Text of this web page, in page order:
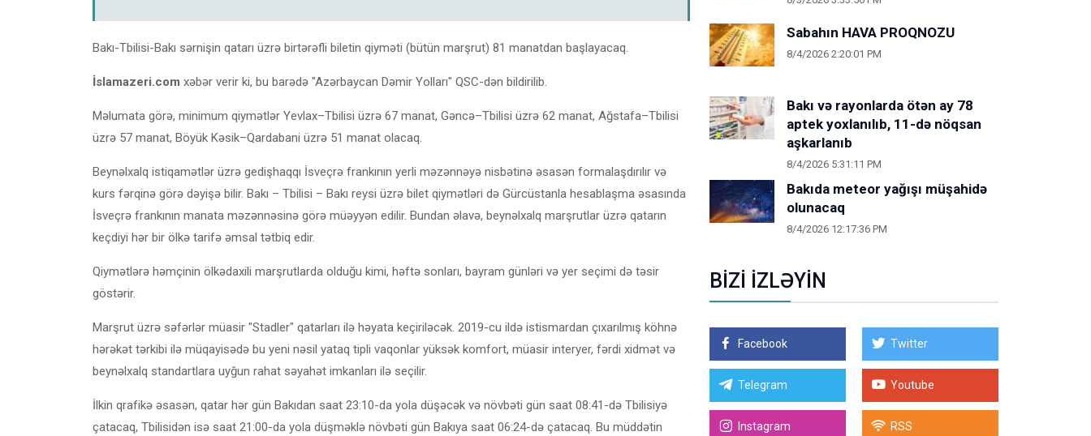
Bakı-Tbilisi-Bakı sərnişin qatarı üzrə birtərəfli biletin qiyməti (bütün marşrut) 81 manatdan başlayacaq.
İslamazeri.com xəbər verir ki, bu barədə "Azərbaycan Dəmir Yolları" QSC-dən bildirilib.
Məlumata görə, minimum qiymətlər Yevlax–Tbilisi üzrə 67 manat, Gəncə–Tbilisi üzrə 62 manat, Ağstafa–Tbilisi
üzrə 57 manat, ⁠Böyük Kəsik–Qardabani üzrə 51 manat olacaq.
Beynəlxalq istiqamətlər üzrə gedişhaqqı İsveçrə frankının yerli məzənnəyə nisbətinə əsasən formalaşdırılır və
kurs fərqinə görə dəyişə bilir. Bakı – Tbilisi – Bakı reysi üzrə bilet qiymətləri də Gürcüstanla hesablaşma əsasında
İsveçrə frankının manata məzənnəsinə görə müəyyən edilir. Bundan əlavə, beynəlxalq marşrutlar üzrə qatarın
keçdiyi hər bir ölkə tarifə əmsal tətbiq edir.
Qiymətlərə həmçinin ölkədaxili marşrutlarda olduğu kimi, həftə sonları, bayram günləri və yer seçimi də təsir
göstərir.
Marşrut üzrə səfərlər müasir "Stadler" qatarları ilə həyata keçiriləcək. 2019-cu ildə istismardan çıxarılmış köhnə
hərəkət tərkibi ilə müqayisədə bu yeni nəsil yataq tipli vaqonlar yüksək komfort, müasir interyer, fərdi xidmət və
beynəlxalq standartlara uyğun rahat səyahət imkanları ilə seçilir.
İlkin qrafikə əsasən, qatar hər gün Bakıdan saat 23:10-da yola düşəcək və növbəti gün saat 08:41-də Tbilisiyə
çatacaq, Tbilisidən isə saat 21:00-da yola düşməklə növbəti gün Bakıya saat 06:24-də çatacaq. Bu müddətin
Sabahın HAVA PROQNOZU
8/4/2026 2:20:01 PM
Bakı və rayonlarda ötən ay 78
aptek yoxlanılıb, 11-də nöqsan
aşkarlanıb
8/4/2026 5:31:11 PM
Bakıda meteor yağışı müşahidə
olunacaq
8/4/2026 12:17:36 PM
BİZİ İZLƏYİN
Facebook Twitter
Telegram Youtube
Instagram RSS